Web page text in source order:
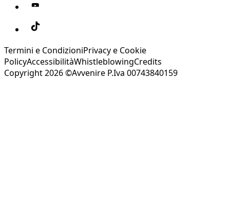
Termini e CondizioniPrivacy e Cookie
PolicyAccessibilitàWhistleblowingCredits
Copyright 2026 ©Avvenire P.Iva 00743840159